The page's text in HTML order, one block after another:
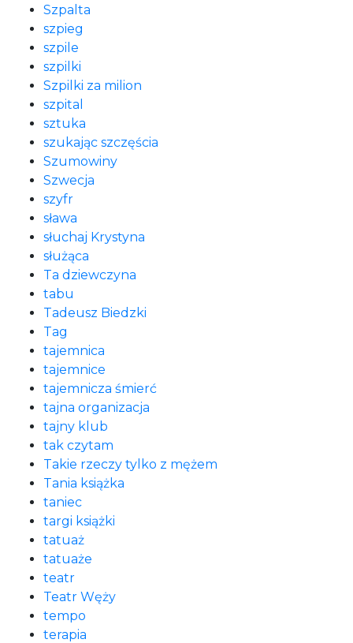
Szpalta
szpieg
szpile
szpilki
Szpilki za milion
szpital
sztuka
szukając szczęścia
Szumowiny
Szwecja
szyfr
sława
słuchaj Krystyna
służąca
Ta dziewczyna
tabu
Tadeusz Biedzki
Tag
tajemnica
tajemnice
tajemnicza śmierć
tajna organizacja
tajny klub
tak czytam
Takie rzeczy tylko z mężem
Tania książka
taniec
targi książki
tatuaż
tatuaże
teatr
Teatr Węży
tempo
terapia